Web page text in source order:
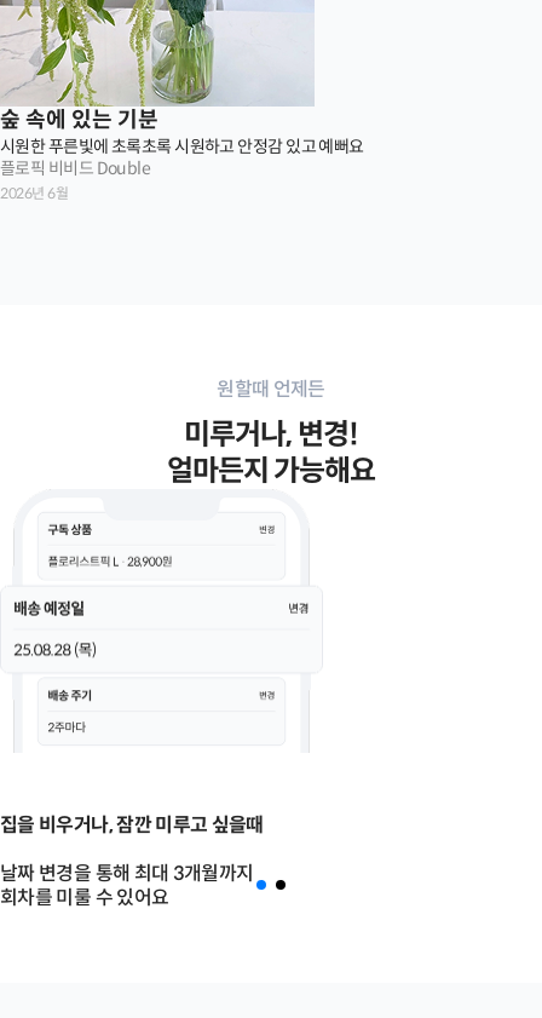
숲 속에 있는 기분
시원한 푸른빛에 초록초록 시원하고 안정감 있고 예뻐요
플로픽 비비드 Double
2026년 6월
원할때 언제든
미루거나, 변경!
얼마든지 가능해요
집을 비우거나, 잠깐 미루고 싶을때
날짜 변경을 통해 최대 3개월까지
회차를 미룰 수 있어요